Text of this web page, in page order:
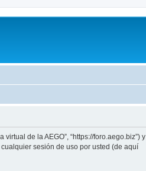
de la AEGO”, “https://foro.aego.biz”) y
cualquier sesión de uso por usted (de aquí